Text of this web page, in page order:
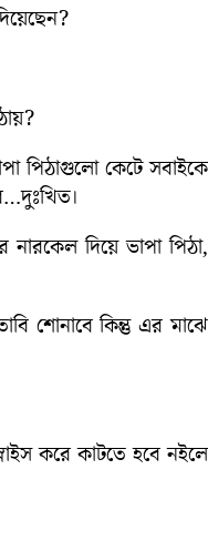
পিঠাগুলো কেটে সবাইকে
দিয়ে ভাপা পিঠা,
শোনাবে কিন্তু এর মাঝে
করে কাটতে হবে নইলে